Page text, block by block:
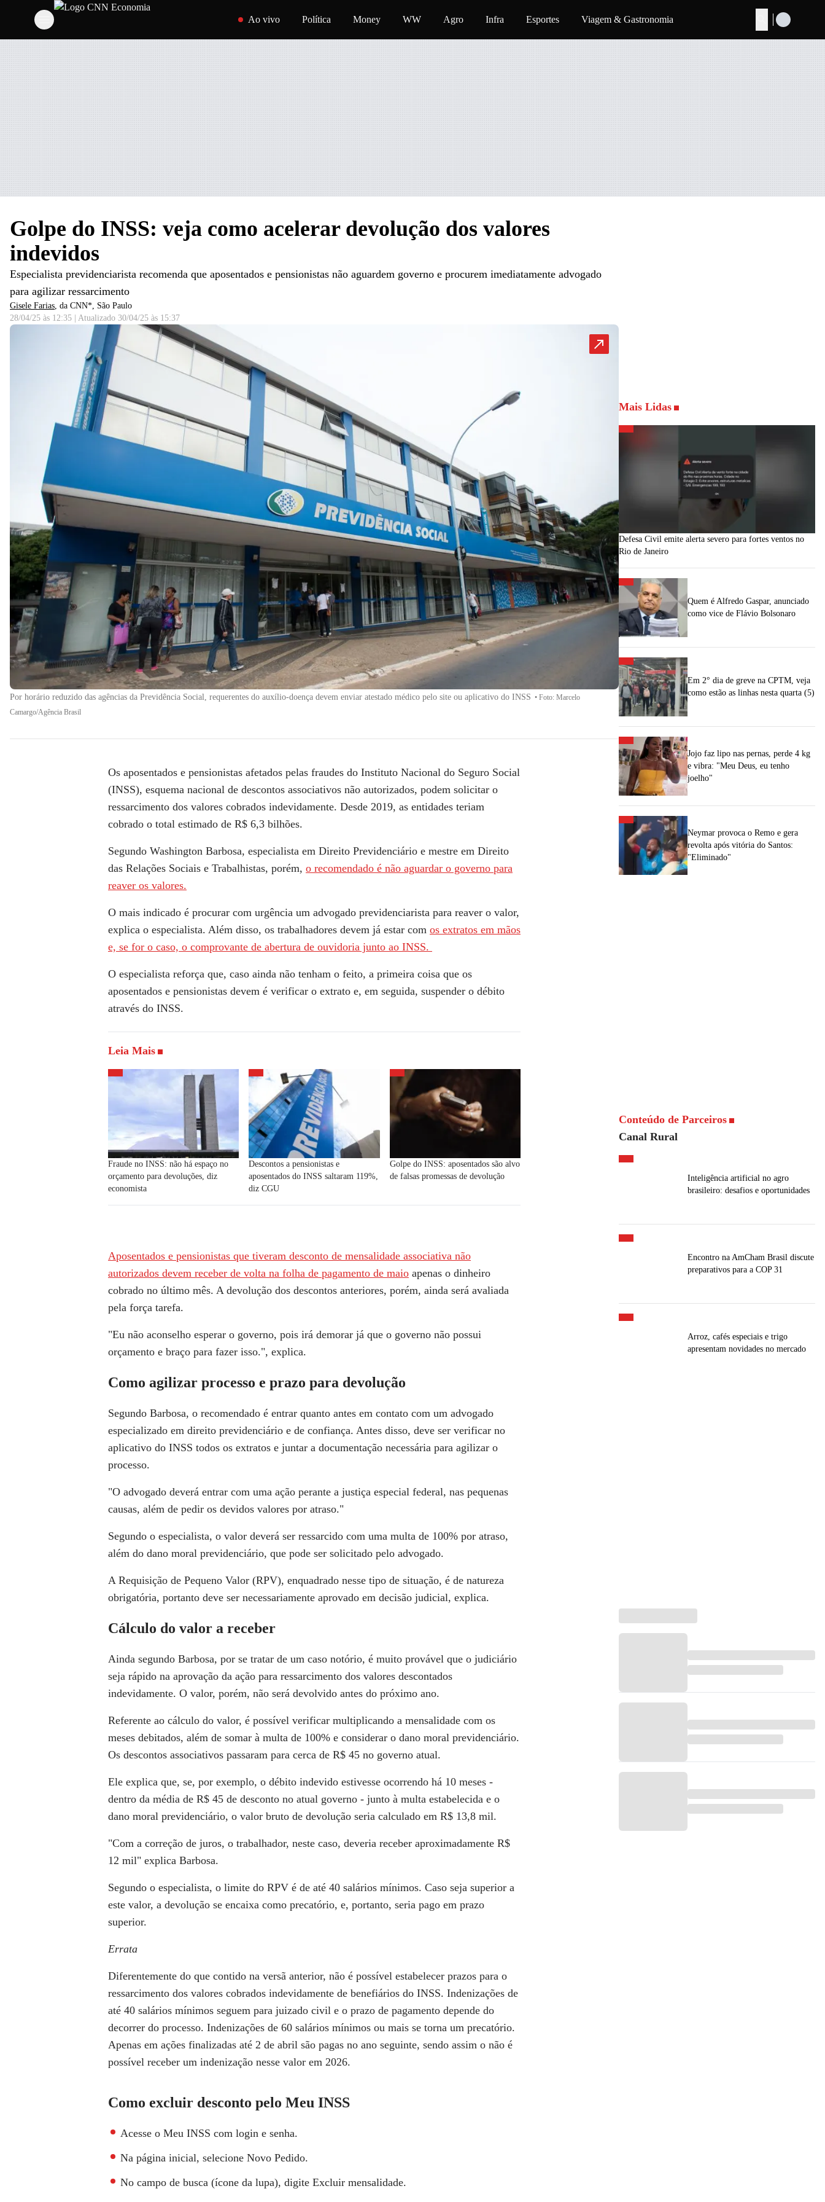
Buscar
Pular para o conteúdo
Ao vivo Política Money WW Agro Infra Esportes Viagem & Gastronomia
Golpe do INSS: veja como acelerar devolução dos valores
indevidos
Especialista previdenciarista recomenda que aposentados e pensionistas não aguardem governo e procurem imediatamente advogado
para agilizar ressarcimento
Gisele Farias, da CNN*, São Paulo
28/04/25 às 12:35
Atualizado 30/04/25 às 15:37
Por horário reduzido das agências da Previdência Social, requerentes do auxílio-doença devem enviar atestado médico pelo site ou aplicativo do INSS • Foto: Marcelo
Camargo/Agência Brasil
Os aposentados e pensionistas afetados pelas fraudes do Instituto Nacional do Seguro Social
(INSS), esquema nacional de descontos associativos não autorizados, podem solicitar o
ressarcimento dos valores cobrados indevidamente. Desde 2019, as entidades teriam
cobrado o total estimado de R$ 6,3 bilhões.
Segundo Washington Barbosa, especialista em Direito Previdenciário e mestre em Direito
das Relações Sociais e Trabalhistas, porém, o recomendado é não aguardar o governo para
reaver os valores.
O mais indicado é procurar com urgência um advogado previdenciarista para reaver o valor,
explica o especialista. Além disso, os trabalhadores devem já estar com os extratos em mãos
e, se for o caso, o comprovante de abertura de ouvidoria junto ao INSS.
O especialista reforça que, caso ainda não tenham o feito, a primeira coisa que os
aposentados e pensionistas devem é verificar o extrato e, em seguida, suspender o débito
através do INSS.
Leia Mais
Fraude no INSS: não há espaço no
orçamento para devoluções, diz
economista
Descontos a pensionistas e
aposentados do INSS saltaram 119%,
diz CGU
Golpe do INSS: aposentados são alvo
de falsas promessas de devolução
Aposentados e pensionistas que tiveram desconto de mensalidade associativa não
autorizados devem receber de volta na folha de pagamento de maio apenas o dinheiro
cobrado no último mês. A devolução dos descontos anteriores, porém, ainda será avaliada
pela força tarefa.
"Eu não aconselho esperar o governo, pois irá demorar já que o governo não possui
orçamento e braço para fazer isso.", explica.
Como agilizar processo e prazo para devolução
Segundo Barbosa, o recomendado é entrar quanto antes em contato com um advogado
especializado em direito previdenciário e de confiança. Antes disso, deve ser verificar no
aplicativo do INSS todos os extratos e juntar a documentação necessária para agilizar o
processo.
"O advogado deverá entrar com uma ação perante a justiça especial federal, nas pequenas
causas, além de pedir os devidos valores por atraso."
Segundo o especialista, o valor deverá ser ressarcido com uma multa de 100% por atraso,
além do dano moral previdenciário, que pode ser solicitado pelo advogado.
A Requisição de Pequeno Valor (RPV), enquadrado nesse tipo de situação, é de natureza
obrigatória, portanto deve ser necessariamente aprovado em decisão judicial, explica.
Cálculo do valor a receber
Ainda segundo Barbosa, por se tratar de um caso notório, é muito provável que o judiciário
seja rápido na aprovação da ação para ressarcimento dos valores descontados
indevidamente. O valor, porém, não será devolvido antes do próximo ano.
Referente ao cálculo do valor, é possível verificar multiplicando a mensalidade com os
meses debitados, além de somar à multa de 100% e considerar o dano moral previdenciário.
Os descontos associativos passaram para cerca de R$ 45 no governo atual.
Ele explica que, se, por exemplo, o débito indevido estivesse ocorrendo há 10 meses -
dentro da média de R$ 45 de desconto no atual governo - junto à multa estabelecida e o
dano moral previdenciário, o valor bruto de devolução seria calculado em R$ 13,8 mil.
"Com a correção de juros, o trabalhador, neste caso, deveria receber aproximadamente R$
12 mil" explica Barbosa.
Segundo o especialista, o limite do RPV é de até 40 salários mínimos. Caso seja superior a
este valor, a devolução se encaixa como precatório, e, portanto, seria pago em prazo
superior.
Errata
Diferentemente do que contido na versã anterior, não é possível estabelecer prazos para o
ressarcimento dos valores cobrados indevidamente de benefiários do INSS. Indenizações de
até 40 salários mínimos seguem para juizado civil e o prazo de pagamento depende do
decorrer do processo. Indenizações de 60 salários mínimos ou mais se torna um precatório.
Apenas em ações finalizadas até 2 de abril são pagas no ano seguinte, sendo assim o não é
possível receber um indenização nesse valor em 2026.
Como excluir desconto pelo Meu INSS
Acesse o Meu INSS com login e senha.
Na página inicial, selecione Novo Pedido.
No campo de busca (ícone da lupa), digite Excluir mensalidade.
Mais Lidas
Defesa Civil emite alerta severo para fortes ventos no
Rio de Janeiro
Quem é Alfredo Gaspar, anunciado
como vice de Flávio Bolsonaro
Em 2° dia de greve na CPTM, veja
como estão as linhas nesta quarta (5)
Jojo faz lipo nas pernas, perde 4 kg
e vibra: "Meu Deus, eu tenho
joelho"
Neymar provoca o Remo e gera
revolta após vitória do Santos:
"Eliminado"
Conteúdo de Parceiros
Canal Rural
Inteligência artificial no agro
brasileiro: desafios e oportunidades
Encontro na AmCham Brasil discute
preparativos para a COP 31
Arroz, cafés especiais e trigo
apresentam novidades no mercado